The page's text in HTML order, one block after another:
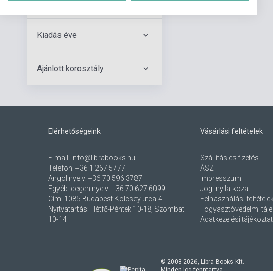
Kiadás éve
Ajánlott korosztály
Elérhetőségeink
E-mail: info@librabooks.hu
Telefon: +36 1 267 5777
Angol nyelv: +36 70 596 3787
Egyéb idegen nyelv: +36 70 627 6099
Cím: 1085 Budapest Kölcsey utca 4.
Nyitvatartás: Hétfő-Péntek 10-18, Szombat:
10-14
Vásárlási feltételek
Szállítás és fizetés
ÁSZF
Impresszum
Jogi nyilatkozat
Felhasználási
Fogyasztóvédelmi
Adatkezelési
© 2008-2026, Libra Books Kft.